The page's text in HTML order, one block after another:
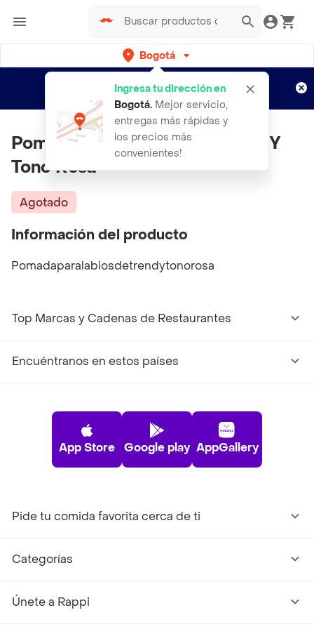
Bogotá
Ingresa tu dirección en
Bogotá. Mejor servicio,
entregas más rápidas y
los precios más
convenientes!
envíos gratis por semanas
Aplican TyC
Pomada Para Labios De TRENDY
Tono Rosa
Agotado
Información del producto
Pomadaparalabiosdetrendytonorosa
Top Marcas y Cadenas de Restaurantes
Encuéntranos en estos países
App Store Google play AppGallery
Pide tu comida favorita cerca de ti
Categorías
Únete a Rappi